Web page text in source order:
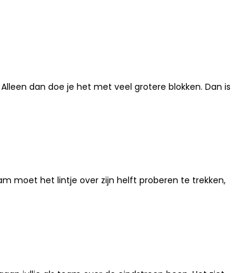
dan doe je het met veel grotere blokken. Dan is
moet het lintje over zijn helft proberen te trekken,